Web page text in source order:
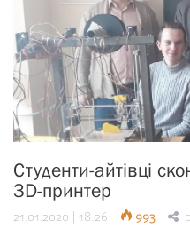
Студенти-айтівці
3D-принтер
21.01.2020 | 18:26 993 0